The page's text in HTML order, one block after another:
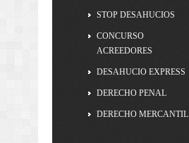
STOP DESAHUCIOS
CONCURSO
ACREEDORES
DESAHUCIO EXPRESS
DERECHO PENAL
DERECHO MERCANTIL